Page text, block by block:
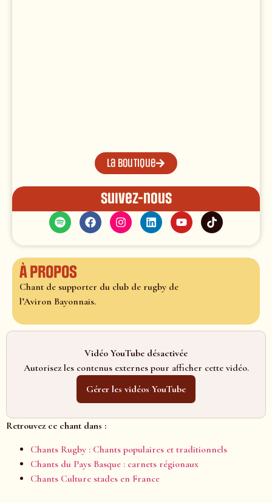
La boutique
Suivez-nous
À propos
Chant de supporter du club de rugby de
l’Aviron Bayonnais.
Vidéo YouTube désactivée
Autorisez les contenus externes pour afficher cette vidéo.
Gérer les vidéos YouTube
Retrouvez ce chant dans :
Chants Rugby : Chants populaires et traditionnels
Chants du Pays Basque : carnets régionaux
Chants Culture stades en France